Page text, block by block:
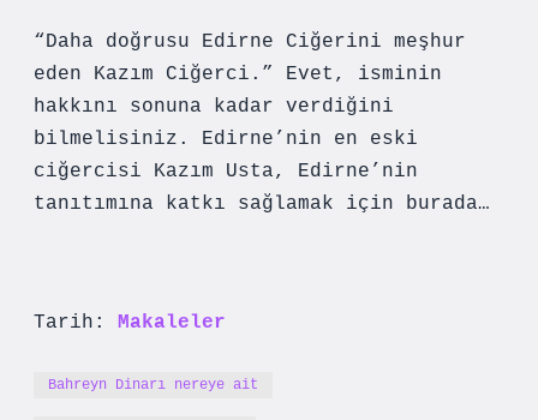
“Daha doğrusu Edirne Ciğerini meşhur
eden Kazım Ciğerci.” Evet, isminin
hakkını sonuna kadar verdiğini
bilmelisiniz. Edirne’nin en eski
ciğercisi Kazım Usta, Edirne’nin
tanıtımına katkı sağlamak için burada…
Tarih: Makaleler
Bahreyn Dinarı nereye ait